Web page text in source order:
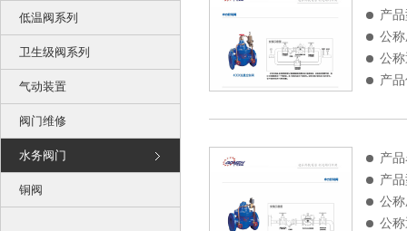
低温阀系列
卫生级阀系列
气动装置
阀门维修
水务阀门
铜阀
产
公
公
产
产
产
公
公